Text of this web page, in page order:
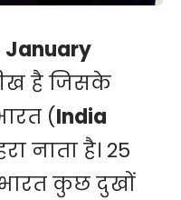
January
है जिसके
(India
नाता है। 25
कुछ दुखों